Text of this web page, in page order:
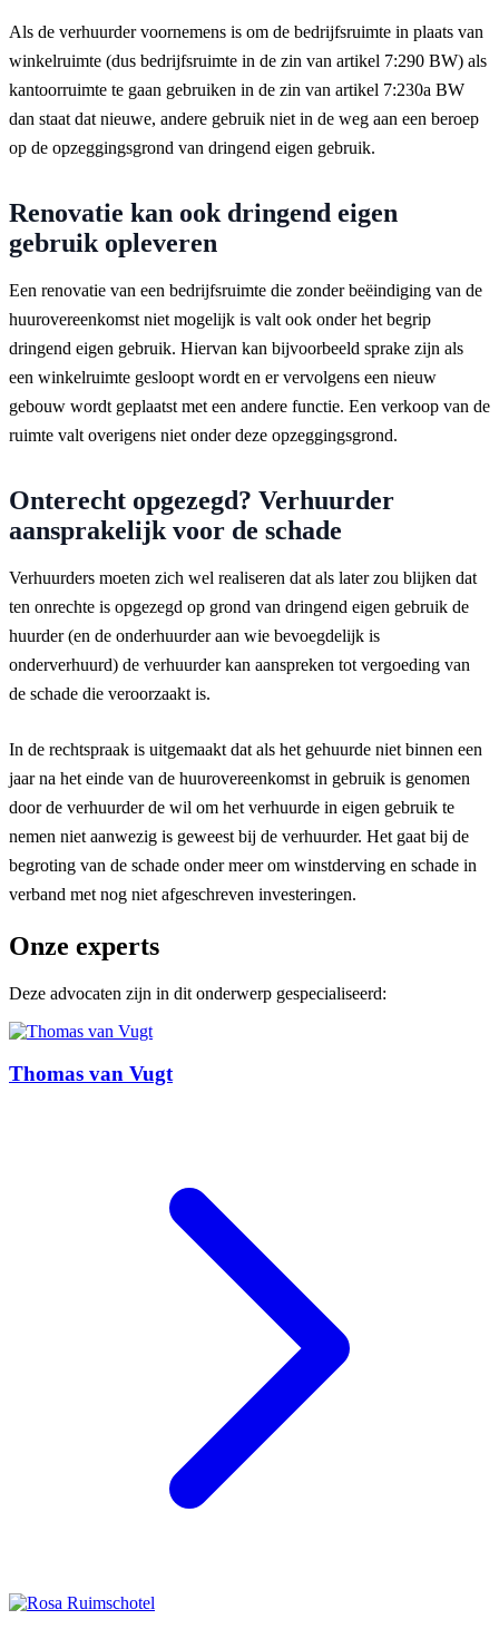
Als de verhuurder voornemens is om de bedrijfsruimte in plaats van
winkelruimte (dus bedrijfsruimte in de zin van artikel 7:290 BW) als
kantoorruimte te gaan gebruiken in de zin van artikel 7:230a BW
dan staat dat nieuwe, andere gebruik niet in de weg aan een beroep
op de opzeggingsgrond van dringend eigen gebruik.
Renovatie kan ook dringend eigen
gebruik opleveren
Een renovatie van een bedrijfsruimte die zonder beëindiging van de
huurovereenkomst niet mogelijk is valt ook onder het begrip
dringend eigen gebruik. Hiervan kan bijvoorbeeld sprake zijn als
een winkelruimte gesloopt wordt en er vervolgens een nieuw
gebouw wordt geplaatst met een andere functie. Een verkoop van de
ruimte valt overigens niet onder deze opzeggingsgrond.
Onterecht opgezegd? Verhuurder
aansprakelijk voor de schade
Verhuurders moeten zich wel realiseren dat als later zou blijken dat
ten onrechte is opgezegd op grond van dringend eigen gebruik de
huurder (en de onderhuurder aan wie bevoegdelijk is
onderverhuurd) de verhuurder kan aanspreken tot vergoeding van
de schade die veroorzaakt is.
In de rechtspraak is uitgemaakt dat als het gehuurde niet binnen een
jaar na het einde van de huurovereenkomst in gebruik is genomen
door de verhuurder de wil om het verhuurde in eigen gebruik te
nemen niet aanwezig is geweest bij de verhuurder. Het gaat bij de
begroting van de schade onder meer om winstderving en schade in
verband met nog niet afgeschreven investeringen.
Onze experts
Deze advocaten zijn in dit onderwerp gespecialiseerd:
Thomas van Vugt